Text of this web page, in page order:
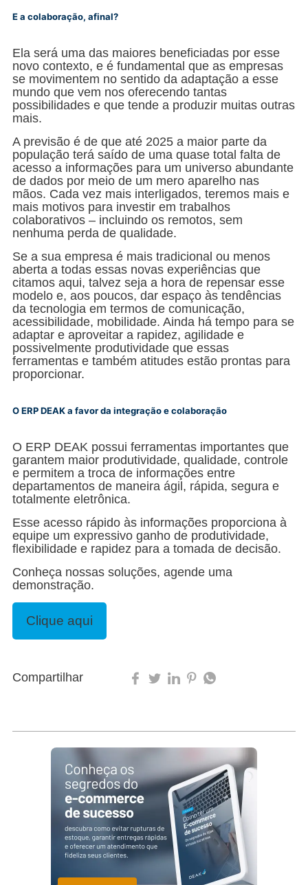
E a colaboração, afinal?
Ela será uma das maiores beneficiadas por esse
novo contexto, e é fundamental que as empresas
se movimentem no sentido da adaptação a esse
mundo que vem nos oferecendo tantas
possibilidades e que tende a produzir muitas outras
mais.
A previsão é de que até 2025 a maior parte da
população terá saído de uma quase total falta de
acesso a informações para um universo abundante
de dados por meio de um mero aparelho nas
mãos. Cada vez mais interligados, teremos mais e
mais motivos para investir em trabalhos
colaborativos – incluindo os remotos, sem
nenhuma perda de qualidade.
Se a sua empresa é mais tradicional ou menos
aberta a todas essas novas experiências que
citamos aqui, talvez seja a hora de repensar esse
modelo e, aos poucos, dar espaço às tendências
da tecnologia em termos de comunicação,
acessibilidade, mobilidade. Ainda há tempo para se
adaptar e aproveitar a rapidez, agilidade e
possivelmente produtividade que essas
ferramentas e também atitudes estão prontas para
proporcionar.
O ERP DEAK a favor da integração e colaboração
O ERP DEAK possui ferramentas importantes que
garantem maior produtividade, qualidade, controle
e permitem a troca de informações entre
departamentos de maneira ágil, rápida, segura e
totalmente eletrônica.
Esse acesso rápido às informações proporciona à
equipe um expressivo ganho de produtividade,
flexibilidade e rapidez para a tomada de decisão.
Conheça nossas soluções, agende uma
demonstração.
Clique aqui
Compartilhar